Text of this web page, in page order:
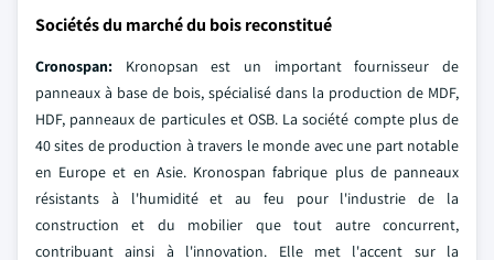
Sociétés du marché du bois reconstitué
Cronospan: Kronopsan est un important fournisseur de
panneaux à base de bois, spécialisé dans la production de MDF,
HDF, panneaux de particules et OSB. La société compte plus de
40 sites de production à travers le monde avec une part notable
en Europe et en Asie. Kronospan fabrique plus de panneaux
résistants à l'humidité et au feu pour l'industrie de la
construction et du mobilier que tout autre concurrent,
contribuant ainsi à l'innovation. Elle met l'accent sur la